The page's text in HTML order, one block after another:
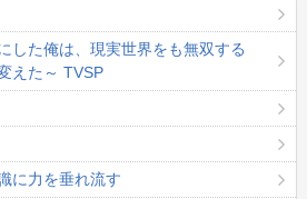
した俺は、現実世界をも無双する
えた～ TVSP
に力を垂れ流す